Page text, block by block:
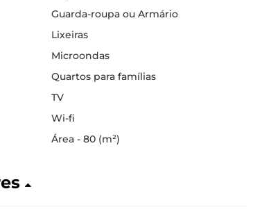
Guarda-roupa ou Armário
Lixeiras
Microondas
Quartos para famílias
TV
Wi-fi
Área - 80 (m²)